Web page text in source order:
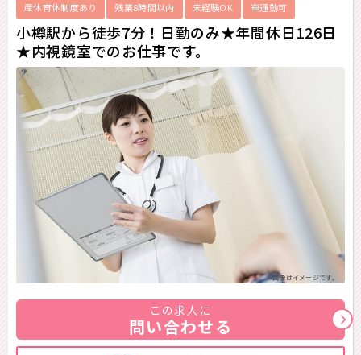
産休育休制度あり
残業8時間以内 未経験OK 車通勤可
小樽駅から徒歩7分！日勤のみ★年間休日126日
★内視鏡室でのお仕事です。
※画像はイメージです。
この求人に
問い合わせる